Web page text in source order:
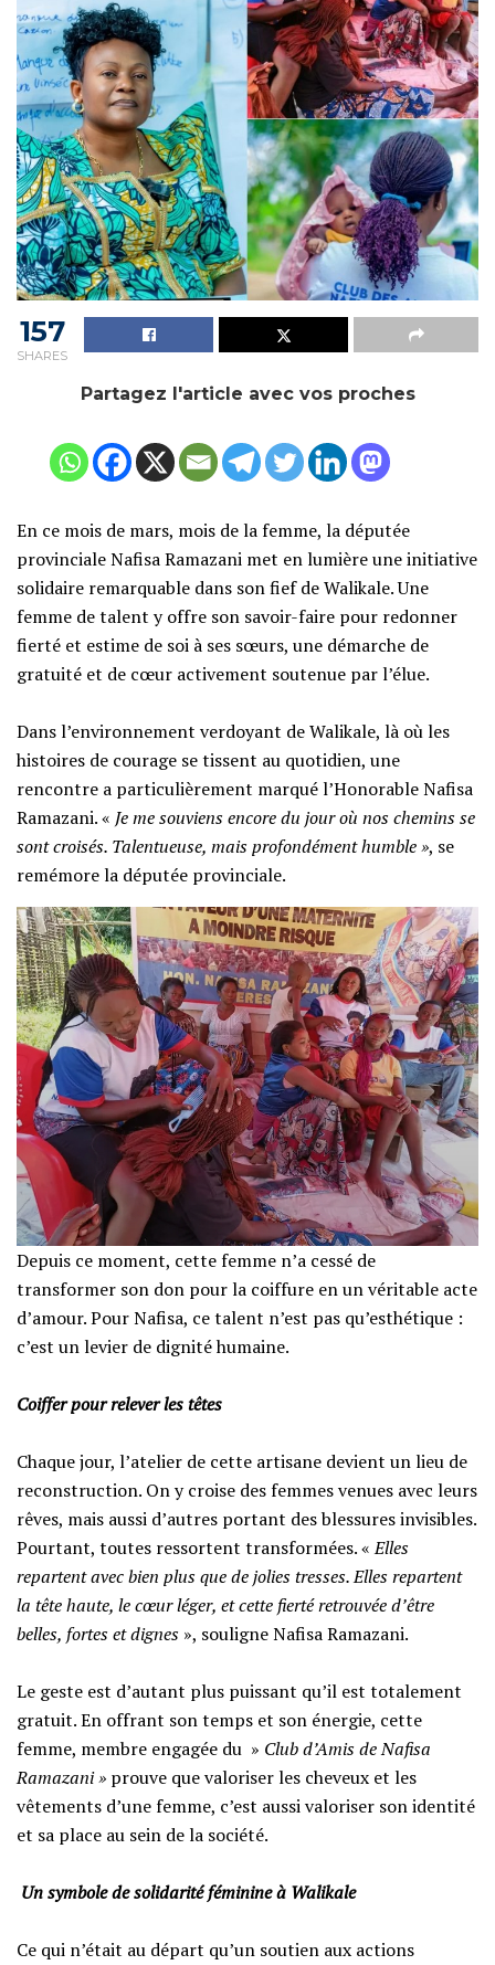
157
SHARES
Partagez l'article avec vos proches
En ce mois de mars, mois de la femme, la députée
provinciale Nafisa Ramazani met en lumière une initiative
solidaire remarquable dans son fief de Walikale. Une
femme de talent y offre son savoir-faire pour redonner
fierté et estime de soi à ses sœurs, une démarche de
gratuité et de cœur activement soutenue par l’élue.
‎​Dans l’environnement verdoyant de Walikale, là où les
histoires de courage se tissent au quotidien, une
rencontre a particulièrement marqué l’Honorable Nafisa
Ramazani. « Je me souviens encore du jour où nos chemins se
sont croisés. Talentueuse, mais profondément humble », se
remémore la députée provinciale.
Depuis ce moment, cette femme n’a cessé de
transformer son don pour la coiffure en un véritable acte
d’amour. Pour Nafisa, ce talent n’est pas qu’esthétique :
c’est un levier de dignité humaine.
‎​Coiffer pour relever les têtes
‎​Chaque jour, l’atelier de cette artisane devient un lieu de
reconstruction. On y croise des femmes venues avec leurs
rêves, mais aussi d’autres portant des blessures invisibles.
Pourtant, toutes ressortent transformées. «Elles
repartent avec bien plus que de jolies tresses. Elles repartent
la tête haute, le cœur léger, et cette fierté retrouvée d’être
belles, fortes et dignes », souligne Nafisa Ramazani.
‎​Le geste est d’autant plus puissant qu’il est totalement
gratuit. En offrant son temps et son énergie, cette
femme, membre engagée du » Club d’Amis de Nafisa
Ramazani » prouve que valoriser les cheveux et les
vêtements d’une femme, c’est aussi valoriser son identité
et sa place au sein de la société.
Un symbole de solidarité féminine à Walikale
‎​Ce qui n’était au départ qu’un soutien aux actions